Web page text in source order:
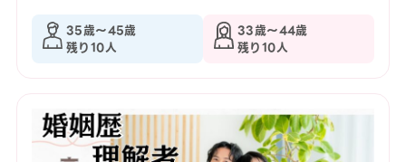
35歳〜45歳
残り10人
33歳〜44歳
残り10人